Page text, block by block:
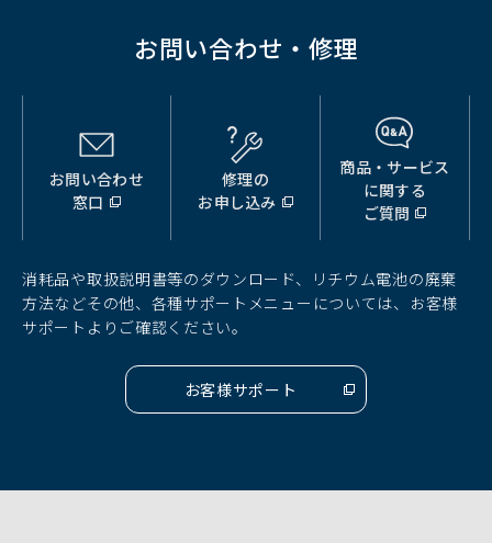
お問い合わせ・修理
お問い合わせ
窓口
（別
ウ
ド
ウ
で
開
修理の
お申し込み
（別
ウ
ド
ウ
く）
商品・サービス
に関する
ご質問
（別
ウ
ィ
ド
消耗品や取扱説明書等のダウンロード、リチウム電池の廃棄
方法などその他、各種サポートメニューについては、お客様
サポートよりご確認ください。
お客様サポート
（別
ウ
ウ